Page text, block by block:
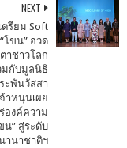
NEXT
ตรียม Soft
โขน” อวด
าชาวโลก
มกับมูลนิธิ
ะพันวัสสา
าหนุนเผย
องค์ความ
น” สู่ระดับ
านาชาติฯ